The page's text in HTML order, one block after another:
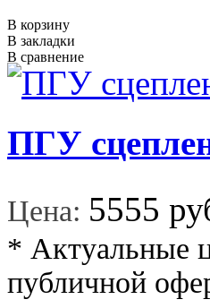
В корзину
В закладки
В сравнение
ПГУ
Цена: 5555
* Актуальные
публичной